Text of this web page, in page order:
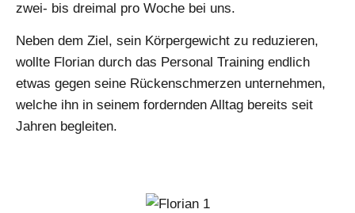
zwei- bis dreimal pro Woche bei uns.
Neben dem Ziel, sein Körpergewicht zu reduzieren,
wollte Florian durch das Personal Training endlich
etwas gegen seine Rückenschmerzen unternehmen,
welche ihn in seinem fordernden Alltag bereits seit
Jahren begleiten.